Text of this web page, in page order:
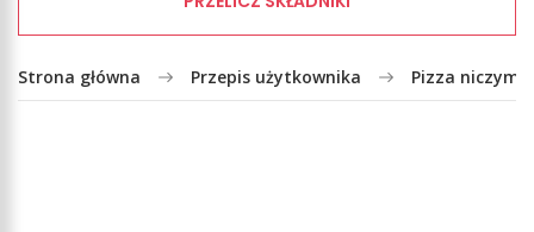
Strona główna Przepis użytkownika Pizza niczym